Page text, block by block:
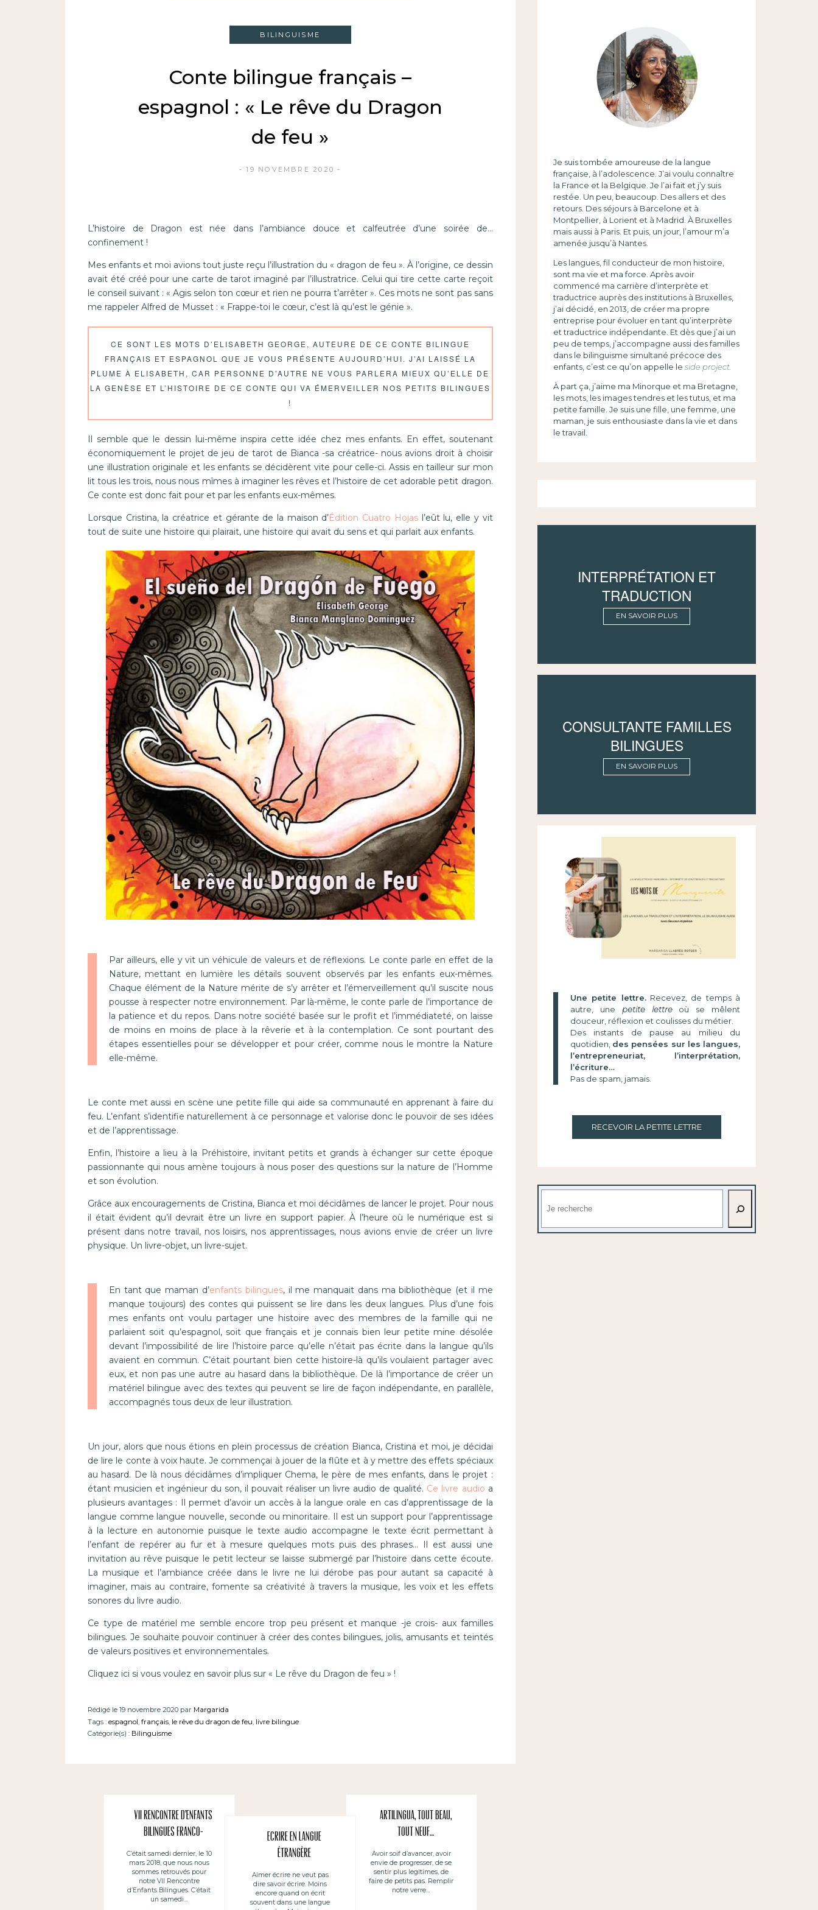
BILINGUISME
Conte bilingue français –
espagnol : « Le rêve du Dragon
de feu »
19 NOVEMBRE 2020
L’histoire de Dragon est née dans l’ambiance douce et calfeutrée d’une soirée de…
confinement !
Mes enfants et moi avions tout juste reçu l’illustration du « dragon de feu ». À l’origine, ce dessin
avait été créé pour une carte de tarot imaginé par l’illustratrice. Celui qui tire cette carte reçoit
le conseil suivant : « Agis selon ton cœur et rien ne pourra t’arrêter ». Ces mots ne sont pas sans
me rappeler Alfred de Musset : « Frappe-toi le cœur, c’est là qu’est le génie ».
CE SONT LES MOTS D’ELISABETH GEORGE, AUTEURE DE CE CONTE BILINGUE
FRANÇAIS ET ESPAGNOL QUE JE VOUS PRÉSENTE AUJOURD’HUI. J’AI LAISSÉ LA
PLUME À ELISABETH, CAR PERSONNE D’AUTRE NE VOUS PARLERA MIEUX QU’ELLE DE
LA GENÈSE ET L’HISTOIRE DE CE CONTE QUI VA ÉMERVEILLER NOS PETITS BILINGUES
!
Il semble que le dessin lui-même inspira cette idée chez mes enfants. En effet, soutenant
économiquement le projet de jeu de tarot de Bianca -sa créatrice- nous avions droit à choisir
une illustration originale et les enfants se décidèrent vite pour celle-ci. Assis en tailleur sur mon
lit tous les trois, nous nous mîmes à imaginer les rêves et l’histoire de cet adorable petit dragon.
Ce conte est donc fait pour et par les enfants eux-mêmes.
Lorsque Cristina, la créatrice et gérante de la maison d’Édition Cuatro Hojasl’eût lu, elle y vit
tout de suite une histoire qui plairait, une histoire qui avait du sens et qui parlait aux enfants.
Par ailleurs, elle y vit un véhicule de valeurs et de réflexions. Le conte parle en effet de la
Nature, mettant en lumière les détails souvent observés par les enfants eux-mêmes.
Chaque élément de la Nature mérite de s’y arrêter et l’émerveillement qu’il suscite nous
pousse à respecter notre environnement. Par là-même, le conte parle de l’importance de
la patience et du repos. Dans notre société basée sur le profit et l’immédiateté, on laisse
de moins en moins de place à la rêverie et à la contemplation. Ce sont pourtant des
étapes essentielles pour se développer et pour créer, comme nous le montre la Nature
elle-même.
Le conte met aussi en scène une petite fille qui aide sa communauté en apprenant à faire du
feu. L’enfant s’identifie naturellement à ce personnage et valorise donc le pouvoir de ses idées
et de l’apprentissage.
Enfin, l’histoire a lieu à la Préhistoire, invitant petits et grands à échanger sur cette époque
passionnante qui nous amène toujours à nous poser des questions sur la nature de l’Homme
et son évolution.
Grâce aux encouragements de Cristina, Bianca et moi décidâmes de lancer le projet. Pour nous
il était évident qu’il devrait être un livre en support papier. À l’heure où le numérique est si
présent dans notre travail, nos loisirs, nos apprentissages, nous avions envie de créer un livre
physique. Un livre-objet, un livre-sujet.
En tant que maman d’enfants bilingues, il me manquait dans ma bibliothèque (et il me
manque toujours) des contes qui puissent se lire dans les deux langues. Plus d’une fois
mes enfants ont voulu partager une histoire avec des membres de la famille qui ne
parlaient soit qu’espagnol, soit que français et je connais bien leur petite mine désolée
devant l’impossibilité de lire l’histoire parce qu’elle n’était pas écrite dans la langue qu’ils
avaient en commun. C’était pourtant bien cette histoire-là qu’ils voulaient partager avec
eux, et non pas une autre au hasard dans la bibliothèque. De là l’importance de créer un
matériel bilingue avec des textes qui peuvent se lire de façon indépendante, en parallèle,
accompagnés tous deux de leur illustration.
Un jour, alors que nous étions en plein processus de création Bianca, Cristina et moi, je décidai
de lire le conte à voix haute. Je commençai à jouer de la flûte et à y mettre des effets spéciaux
au hasard. De là nous décidâmes d’impliquer Chema, le père de mes enfants, dans le projet :
étant musicien et ingénieur du son, il pouvait réaliser un livre audio de qualité. Ce livre audio a
plusieurs avantages : Il permet d’avoir un accès à la langue orale en cas d’apprentissage de la
langue comme langue nouvelle, seconde ou minoritaire. Il est un support pour l’apprentissage
à la lecture en autonomie puisque le texte audio accompagne le texte écrit permettant à
l’enfant de repérer au fur et à mesure quelques mots puis des phrases… Il est aussi une
invitation au rêve puisque le petit lecteur se laisse submergé par l’histoire dans cette écoute.
La musique et l’ambiance créée dans le livre ne lui dérobe pas pour autant sa capacité à
imaginer, mais au contraire, fomente sa créativité à travers la musique, les voix et les effets
sonores du livre audio.
Ce type de matériel me semble encore trop peu présent et manque -je crois- aux familles
bilingues. Je souhaite pouvoir continuer à créer des contes bilingues, jolis, amusants et teintés
de valeurs positives et environnementales.
Cliquez ici si vous voulez en savoir plus sur « Le rêve du Dragon de feu » !
Rédigé le 19 novembre 2020 par Margarida
Tags : espagnol, français, le rêve du dragon de feu, livre bilingue
Catégorie(s) : Bilinguisme
VII Rencontre d’Enfants
Bilingues Franco-
Hispanophones, Nantes
C’était samedi dernier, le 10
mars 2018, que nous nous
sommes retrouvés pour
notre VII Rencontre
d’Enfants Bilingues. C’était
un samedi…
Ecrire en langue
étrangère
Aimer écrire ne veut pas
dire savoir écrire. Moins
encore quand on écrit
souvent dans une langue
Artilingua, tout beau,
tout neuf…
Avoir soif d’avancer, avoir
envie de progresser, de se
sentir plus legitimes, de
faire de petits pas. Remplir
notre verre…
Je suis tombée amoureuse de la langue
française, à l’adolescence. J’ai voulu connaître
la France et la Belgique. Je l’ai fait et j’y suis
restée. Un peu, beaucoup. Des allers et des
retours. Des séjours à Barcelone et à
Montpellier, à Lorient et à Madrid. À Bruxelles
mais aussi à Paris. Et puis, un jour, l’amour m’a
amenée jusqu’à Nantes.
Les langues, fil conducteur de mon histoire,
sont ma vie et ma force. Après avoir
commencé ma carrière d’interprète et
traductrice auprès des institutions à Bruxelles,
j’ai décidé, en 2013, de créer ma propre
entreprise pour évoluer en tant qu’interprète
et traductrice indépendante. Et dès que j’ai un
peu de temps, j’accompagne aussi des familles
dans le bilinguisme simultané précoce des
enfants, c’est ce qu’on appelle le side project.
À part ça, j’aime ma Minorque et ma Bretagne,
les mots, les images tendres et les tutus, et ma
petite famille. Je suis une fille, une femme, une
maman, je suis enthousiaste dans la vie et dans
le travail.
INTERPRÉTATION ET
TRADUCTION
EN SAVOIR PLUS
CONSULTANTE FAMILLES
BILINGUES
EN SAVOIR PLUS
Une petite lettre.Recevez, de temps à
autre, une petite lettreoù se mêlent
douceur, réflexion et coulisses du métier.
Des instants de pause au milieu du
quotidien, des pensées sur les langues,
l’entrepreneuriat, l’interprétation,
l’écriture…
Pas de spam, jamais.
RECEVOIR LA PETITE LETTRE